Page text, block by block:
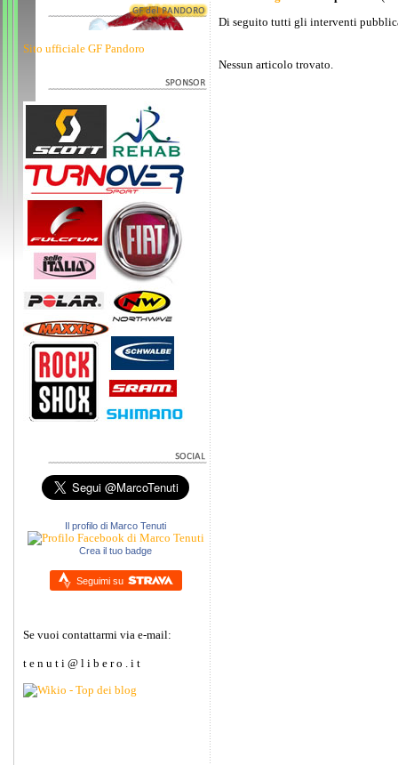
Sito ufficiale GF Pandoro
Il profilo di Marco Tenuti
Crea il tuo badge
Seguimi su
Se vuoi contattarmi via e-mail:
t e n u t i @ l i b e r o . i t
Di seguito tutti gli interventi
Nessun articolo trovato.